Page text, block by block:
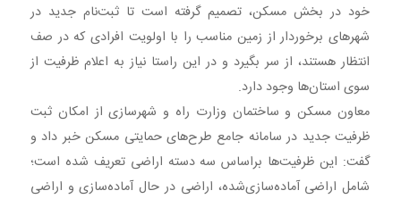
خود در بخش مسکن، تصمیم گرفته است تا ثبت‌نام جدید در
شهرهای برخوردار از زمین مناسب را با اولویت افرادی که در صف
انتظار هستند، از سر بگیرد و در این راستا نیاز به اعلام ظرفیت از
سوی استان‌ها وجود دارد.
معاون مسکن و ساختمان وزارت راه و شهرسازی از امکان ثبت
ظرفیت جدید در سامانه جامع طرح‌های حمایتی مسکن خبر داد و
گفت: این ظرفیت‌ها براساس سه دسته اراضی تعریف شده است؛
شامل اراضی آماده‌سازی‌شده، اراضی در حال آماده‌سازی و اراضی